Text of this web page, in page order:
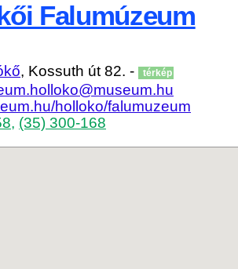
Falumúzeum
, Kossuth út 82. - térkép
holloko/falumuzeum
, (35) 300-168